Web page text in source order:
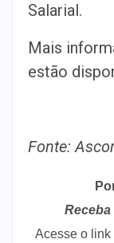
Salarial.
Mais
estão
Fonte:
Acesse o link